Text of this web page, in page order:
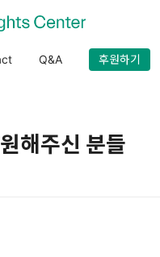
Q&A 후원하기
해주신 분들